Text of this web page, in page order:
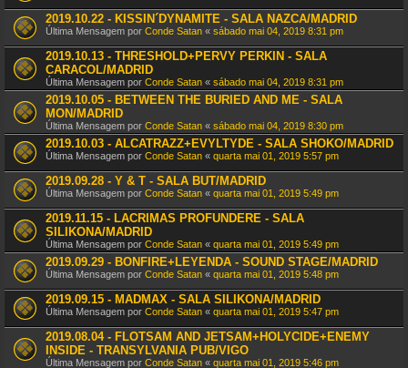
2019.10.22 - KISSIN´DYNAMITE - SALA NAZCA/MADRID
Última Mensagem por Conde Satan « sábado mai 04, 2019 8:31 pm
2019.10.13 - THRESHOLD+PERVY PERKIN - SALA
CARACOL/MADRID
Última Mensagem por Conde Satan « sábado mai 04, 2019 8:31 pm
2019.10.05 - BETWEEN THE BURIED AND ME - SALA
MON/MADRID
Última Mensagem por Conde Satan « sábado mai 04, 2019 8:30 pm
2019.10.03 - ALCATRAZZ+EVYLTYDE - SALA SHOKO/MADRID
Última Mensagem por Conde Satan « quarta mai 01, 2019 5:57 pm
2019.09.28 - Y & T - SALA BUT/MADRID
Última Mensagem por Conde Satan « quarta mai 01, 2019 5:49 pm
2019.11.15 - LACRIMAS PROFUNDERE - SALA
SILIKONA/MADRID
Última Mensagem por Conde Satan « quarta mai 01, 2019 5:49 pm
2019.09.29 - BONFIRE+LEYENDA - SOUND STAGE/MADRID
Última Mensagem por Conde Satan « quarta mai 01, 2019 5:48 pm
2019.09.15 - MADMAX - SALA SILIKONA/MADRID
Última Mensagem por Conde Satan « quarta mai 01, 2019 5:47 pm
2019.08.04 - FLOTSAM AND JETSAM+HOLYCIDE+ENEMY
INSIDE - TRANSYLVANIA PUB/VIGO
Última Mensagem por Conde Satan « quarta mai 01, 2019 5:46 pm